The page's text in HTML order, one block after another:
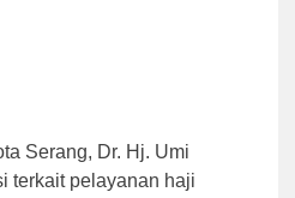
Serang, Dr. Hj. Umi
terkait pelayanan haji